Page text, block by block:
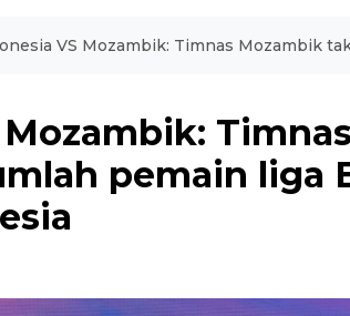
VS Mozambik: Timnas Mozambik
pemain liga